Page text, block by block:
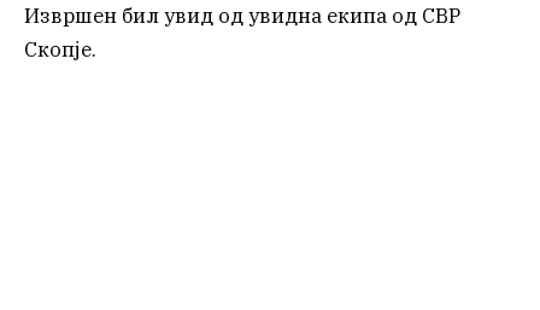
Извршен бил увид од увидна екипа од СВР
Скопје.